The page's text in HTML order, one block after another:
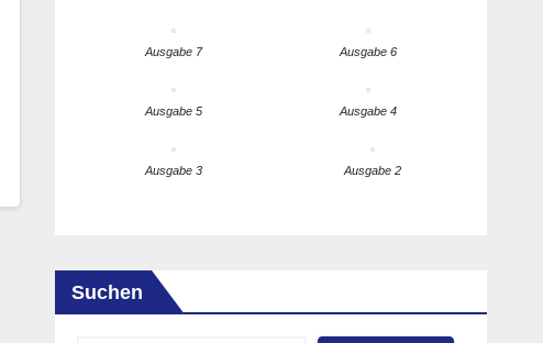
Ausgabe 7 Ausgabe 6
Ausgabe 5 Ausgabe 4
Ausgabe 3 Ausgabe 2
Suchen